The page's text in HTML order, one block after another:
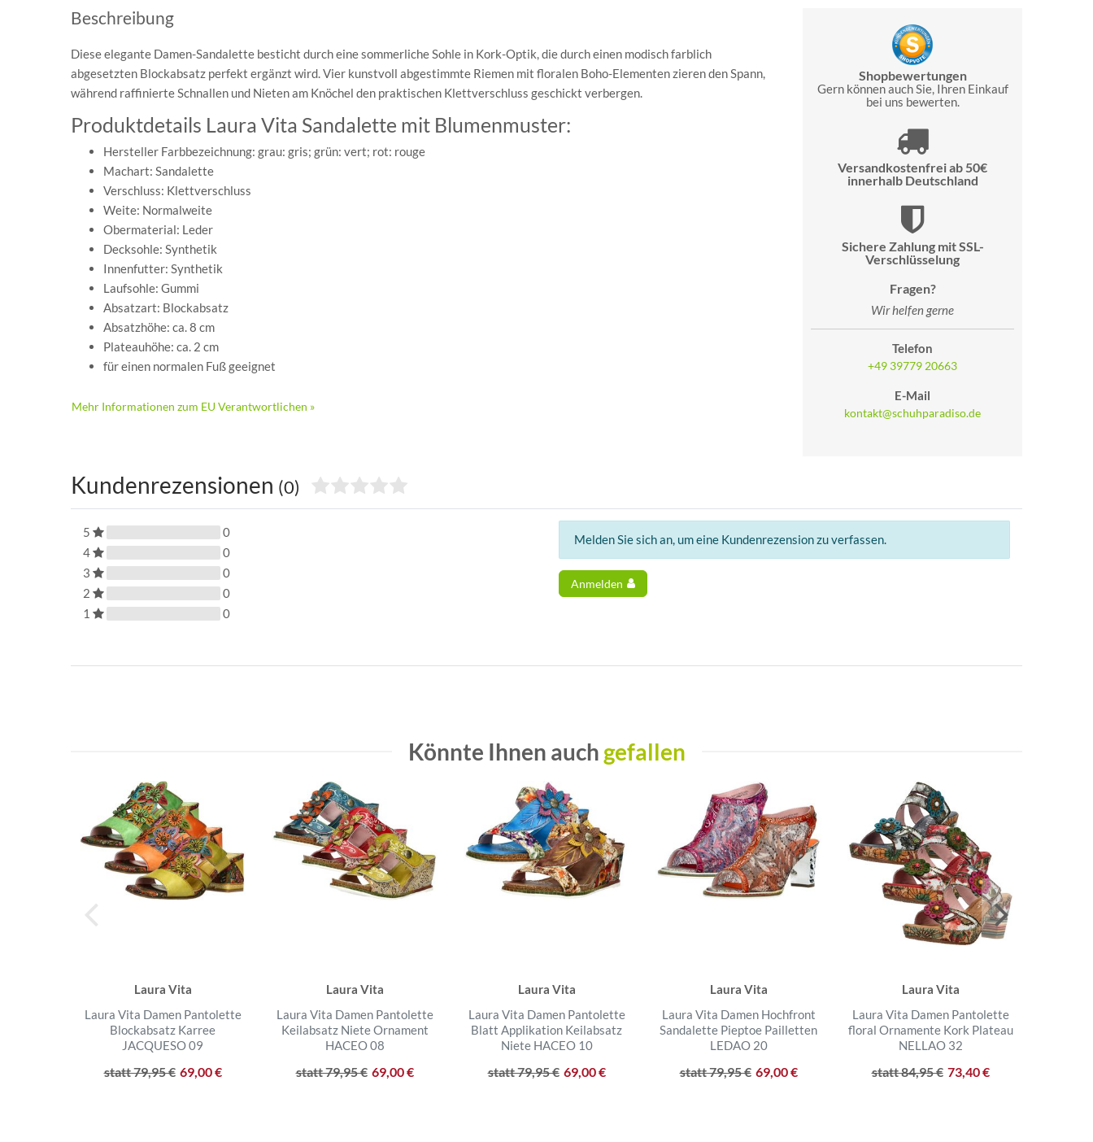
Beschreibung
Diese elegante Damen-Sandalette besticht durch eine sommerliche Sohle in Kork-Optik, die durch einen modisch farblich
abgesetzten Blockabsatz perfekt ergänzt wird. Vier kunstvoll abgestimmte Riemen mit floralen Boho-Elementen zieren den Spann,
während raffinierte Schnallen und Nieten am Knöchel den praktischen Klettverschluss geschickt verbergen.
Produktdetails Laura Vita Sandalette mit Blumenmuster:
Hersteller Farbbezeichnung: grau: gris; grün: vert; rot: rouge
Machart: Sandalette
Verschluss: Klettverschluss
Weite: Normalweite
Obermaterial: Leder
Decksohle: Synthetik
Innenfutter: Synthetik
Laufsohle: Gummi
Absatzart: Blockabsatz
Absatzhöhe: ca. 8 cm
Plateauhöhe: ca. 2 cm
für einen normalen Fuß geeignet
Mehr Informationen zum EU Verantwortlichen »
Shopbewertungen
Gern können auch Sie, Ihren Einkauf
bei uns bewerten.
Versandkostenfrei ab 50€
innerhalb Deutschland
Sichere Zahlung mit SSL-
Verschlüsselung
Fragen?
Wir helfen gerne
Telefon
+49 39779 20663
E-Mail
kontakt@schuhparadiso.de
Kundenrezensionen (0)
5
0
4
0
3
0
2
0
1
0
Melden Sie sich an, um eine Kundenrezension zu verfassen.
Anmelden
Könnte Ihnen auch gefallen
Laura Vita
Laura Vita Damen Pantolette
Blockabsatz Karree
JACQUESO 09
statt 79,95 € 69,00 €
Laura Vita
Laura Vita Damen Pantolette
Keilabsatz Niete Ornament
HACEO 08
statt 79,95 € 69,00 €
Laura Vita
Laura Vita Damen Pantolette
Blatt Applikation Keilabsatz
Niete HACEO 10
statt 79,95 € 69,00 €
Laura Vita
Laura Vita Damen Hochfront
Sandalette Pieptoe Pailletten
LEDAO 20
statt 79,95 € 69,00 €
Laura Vita
Laura Vita Damen Pantolette
floral Ornamente Kork Plateau
NELLAO 32
statt 84,95 € 73,40 €